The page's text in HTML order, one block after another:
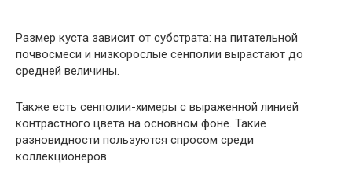
Размер куста зависит от субстрата: на питательной
почвосмеси и низкорослые сенполии вырастают до
средней величины.
Также есть сенполии-химеры с выраженной линией
контрастного цвета на основном фоне. Такие
разновидности пользуются спросом среди
коллекционеров.